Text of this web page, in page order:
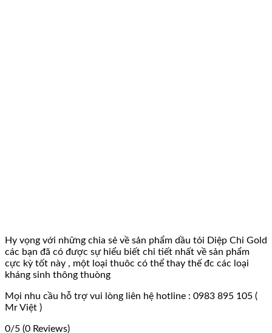
Hy vọng với những chia sẻ về sản phẩm dầu tỏi Diệp Chi Gold
các bạn đã có được sự hiểu biết chi tiết nhất về sản phẩm
cực kỳ tốt này , một loại thuôc có thể thay thế đc các loại
kháng sinh thông thuòng
Mọi nhu cầu hỗ trợ vui lòng liên hệ hotline : 0983 895 105 (
Mr Việt )
0/5 (0 Reviews)